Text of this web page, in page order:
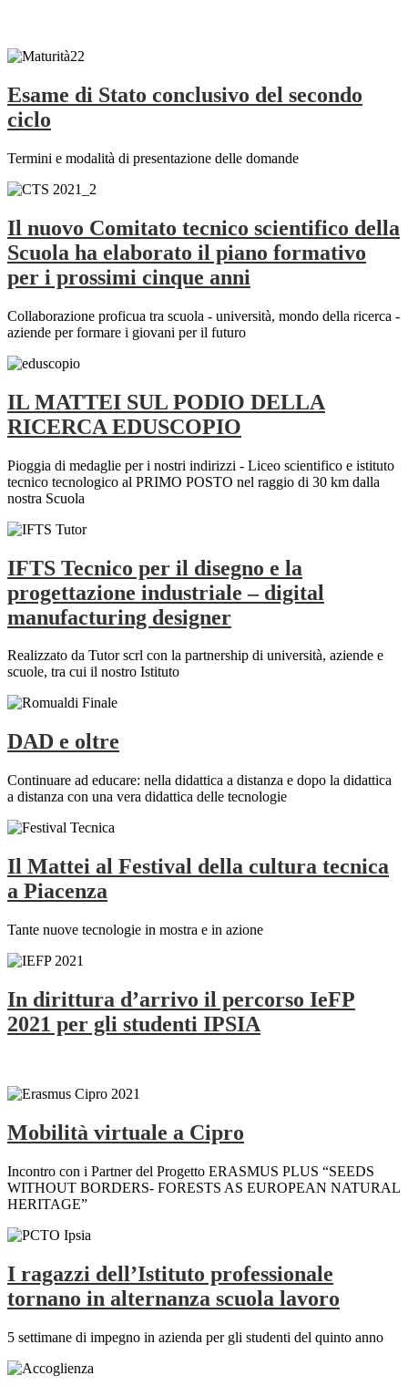
Esame di Stato conclusivo del secondo
ciclo
Termini e modalità di presentazione delle domande
Il nuovo Comitato tecnico scientifico della
Scuola ha elaborato il piano formativo
per i prossimi cinque anni
Collaborazione proficua tra scuola - università, mondo della ricerca -
aziende per formare i giovani per il futuro
IL MATTEI SUL PODIO DELLA
RICERCA EDUSCOPIO
Pioggia di medaglie per i nostri indirizzi - Liceo scientifico e istituto
tecnico tecnologico al PRIMO POSTO nel raggio di 30 km dalla
nostra Scuola
IFTS Tecnico per il disegno e la
progettazione industriale – digital
manufacturing designer
Realizzato da Tutor scrl con la partnership di università, aziende e
scuole, tra cui il nostro Istituto
DAD e oltre
Continuare ad educare: nella didattica a distanza e dopo la didattica
a distanza con una vera didattica delle tecnologie
Il Mattei al Festival della cultura tecnica
a Piacenza
Tante nuove tecnologie in mostra e in azione
In dirittura d’arrivo il percorso IeFP
2021 per gli studenti IPSIA
Mobilità virtuale a Cipro
Incontro con i Partner del Progetto ERASMUS PLUS “SEEDS
WITHOUT BORDERS- FORESTS AS EUROPEAN NATURAL
HERITAGE”
I ragazzi dell’Istituto professionale
tornano in alternanza scuola lavoro
5 settimane di impegno in azienda per gli studenti del quinto anno